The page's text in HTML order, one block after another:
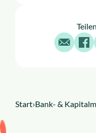
E-Mail
Start›Bank- &